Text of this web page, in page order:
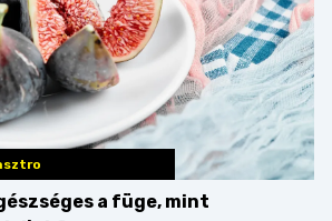
a füge, mint